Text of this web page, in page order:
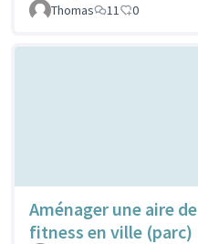
Thomas 11 0
Aménager une aire de
fitness en ville (parc)